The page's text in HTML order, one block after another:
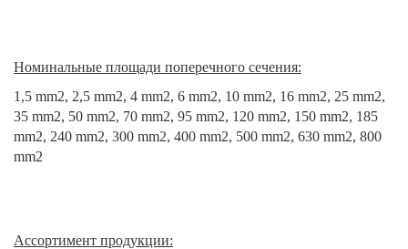
Номинальные площади поперечного сечения:
1,5 mm2, 2,5 mm2, 4 mm2, 6 mm2, 10 mm2, 16 mm2, 25 mm2,
35 mm2, 50 mm2, 70 mm2, 95 mm2, 120 mm2, 150 mm2, 185
mm2, 240 mm2, 300 mm2, 400 mm2, 500 mm2, 630 mm2, 800
mm2
Ассортимент продукции: